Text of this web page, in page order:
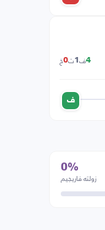
4ف 1ت0خ
ف
0%
زولته فاريجيم